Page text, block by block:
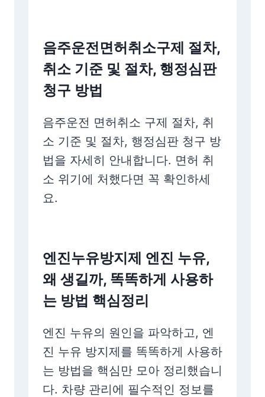
음주운전면허취소구제 절차,
취소 기준 및 절차, 행정심판
청구 방법
음주운전 면허취소 구제 절차, 취
소 기준 및 절차, 행정심판 청구 방
법을 자세히 안내합니다. 면허 취
소 위기에 처했다면 꼭 확인하세
요.
엔진누유방지제 엔진 누유,
왜 생길까, 똑똑하게 사용하
는 방법 핵심정리
엔진 누유의 원인을 파악하고, 엔
진 누유 방지제를 똑똑하게 사용하
는 방법을 핵심만 모아 정리했습니
다. 차량 관리에 필수적인 정보를